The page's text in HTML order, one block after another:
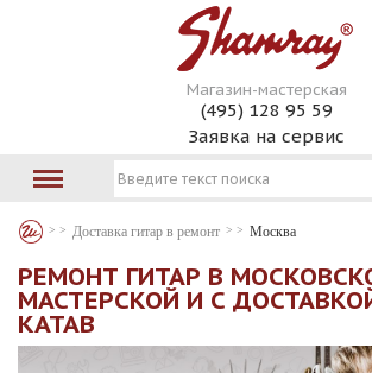
Магазин-мастерская
(495) 128 95 59
Заявка на сервис
Доставка гитар в ремонт Москва
РЕМОНТ ГИТАР В
МАСТЕРСКОЙ И С
КАТАВ